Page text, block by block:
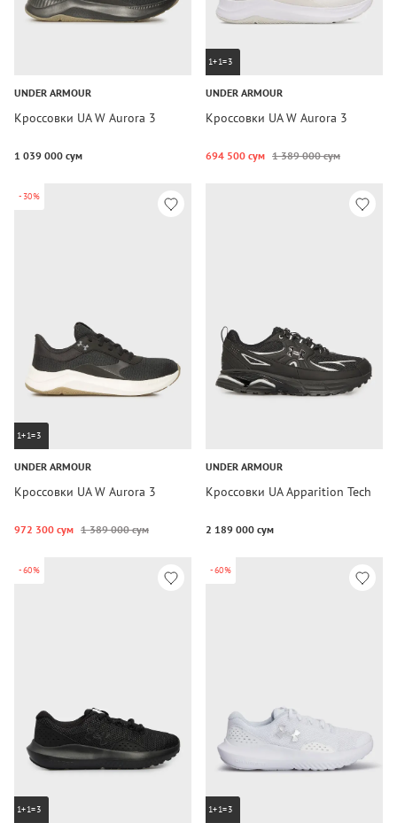
UNDER ARMOUR
Кроссовки UA W Aurora 3
1 039 000 сум
1+1=3
UNDER ARMOUR
Кроссовки UA W Aurora 3
694 500 сум 1 389 000 сум
-30%
1+1=3
UNDER ARMOUR
Кроссовки UA W Aurora 3
972 300 сум 1 389 000 сум
UNDER ARMOUR
Кроссовки UA Apparition Tech
2 189 000 сум
-60%
1+1=3
-60%
1+1=3